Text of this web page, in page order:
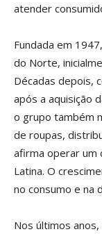
atender
Fundada em
do Norte,
Décadas depois,
após a aquisição
o grupo também
de roupas,
afirma operar um
Latina. O
no consumo e na
Nos últimos anos,